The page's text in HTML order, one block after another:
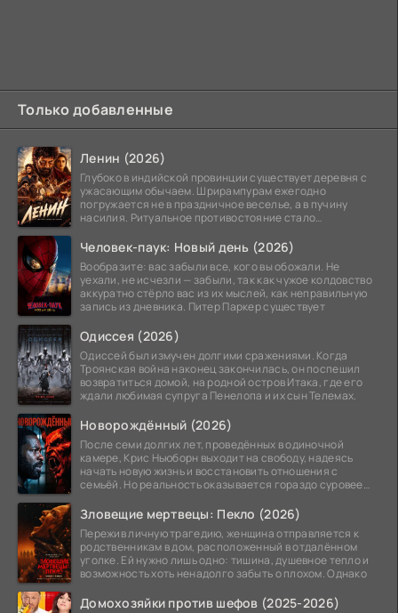
Только добавленные
Ленин (2026)
Глубоко в индийской провинции существует деревня с
ужасающим обычаем. Шрирампурам ежегодно
погружается не в праздничное веселье, а в пучину
насилия. Ритуальное противостояние стало
Человек-паук: Новый день (2026)
Вообразите: вас забыли все, кого вы обожали. Не
уехали, не исчезли — забыли, так как чужое колдовство
аккуратно стёрло вас из их мыслей, как неправильную
запись из дневника. Питер Паркер существует
Одиссея (2026)
Одиссей был измучен долгими сражениями. Когда
Троянская война наконец закончилась, он поспешил
возвратиться домой, на родной остров Итака, где его
ждали любимая супруга Пенелопа и их сын Телемах.
Новорождённый (2026)
После семи долгих лет, проведённых в одиночной
камере, Крис Ньюборн выходит на свободу, надеясь
начать новую жизнь и восстановить отношения с
семьёй. Но реальность оказывается гораздо суровее
Зловещие мертвецы: Пекло (2026)
Пережив личную трагедию, женщина отправляется к
родственникам в дом, расположенный в отдалённом
уголке. Ей нужно лишь одно: тишина, душевное тепло и
возможность хоть ненадолго забыть о плохом. Однако
Домохозяйки против шефов (2025-2026)